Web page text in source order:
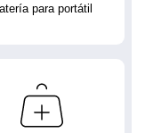
para portátil